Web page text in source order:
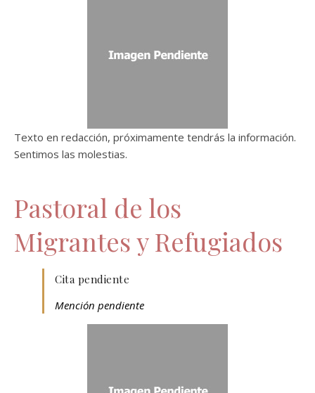
Texto en redacción, próximamente tendrás la información.
Sentimos las molestias.
Pastoral de los
Migrantes y Refugiados
Cita pendiente
Mención pendiente